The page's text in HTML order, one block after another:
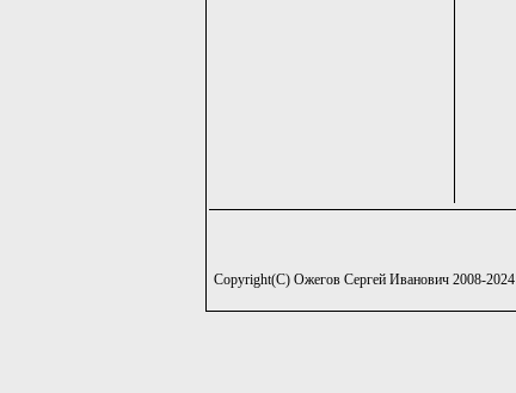
Copyright(C) Ожегов Сергей Иванович 2008-2024